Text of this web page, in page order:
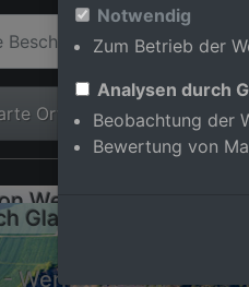
Orte Alle
Westen
Glatten
Werner Riehm
Notwendig
Zum Betrieb der
Analysen durch
Beobachtung der
Bewertung von